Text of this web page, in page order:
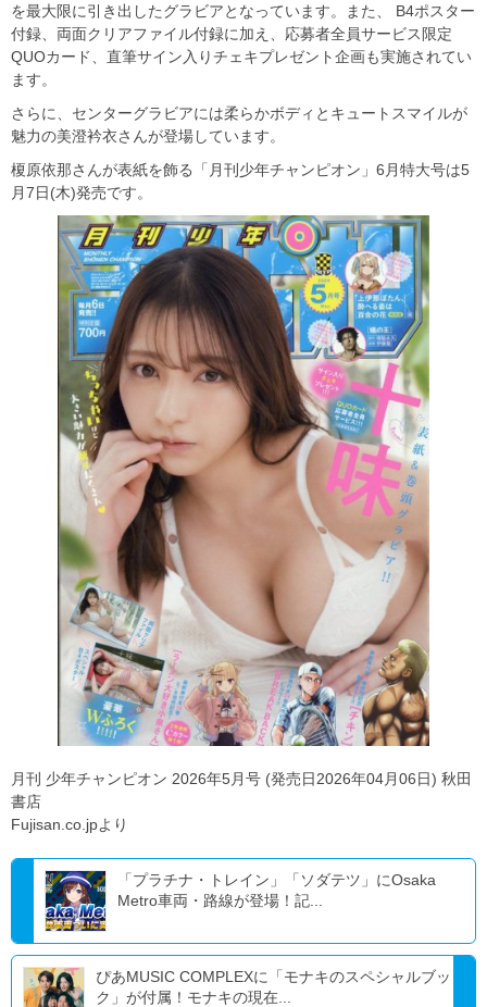
を最大限に引き出したグラビアとなっています。また、 B4ポスター
付録、両面クリアファイル付録に加え、応募者全員サービス限定
QUOカード、直筆サイン入りチェキプレゼント企画も実施されてい
ます。
さらに、センターグラビアには柔らかボディとキュートスマイルが
魅力の美澄衿衣さんが登場しています。
榎原依那さんが表紙を飾る「月刊少年チャンピオン」6月特大号は5
月7日(木)発売です。
月刊 少年チャンピオン 2026年5月号 (発売日2026年04月06日) 秋田
書店
Fujisan.co.jpより
「プラチナ・トレイン」「ソダテツ」にOsaka
Metro車両・路線が登場！記...
ぴあMUSIC COMPLEXに「モナキのスペシャルブッ
ク」が付属！モナキの現在...